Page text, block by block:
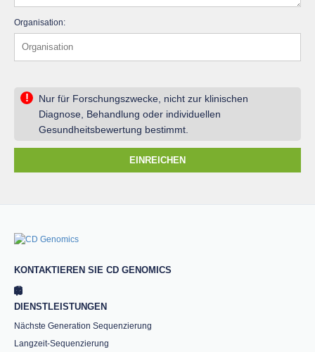
Organisation:
!
Nur für Forschungszwecke, nicht zur klinischen
Diagnose, Behandlung oder individuellen
Gesundheitsbewertung bestimmt.
EINREICHEN
KONTAKTIEREN SIE CD GENOMICS
DIENSTLEISTUNGEN
Nächste Generation Sequenzierung
Langzeit-Sequenzierung